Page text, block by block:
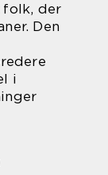
der
Den
i